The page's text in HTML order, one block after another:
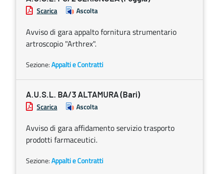
Scarica Ascolta
Avviso di gara appalto fornitura strumentario
artroscopio "Arthrex".
Sezione:Appalti e Contratti
A.U.S.L. BA/3 ALTAMURA (Bari)
Scarica Ascolta
Avviso di gara affidamento servizio trasporto
prodotti farmaceutici.
Sezione:Appalti e Contratti